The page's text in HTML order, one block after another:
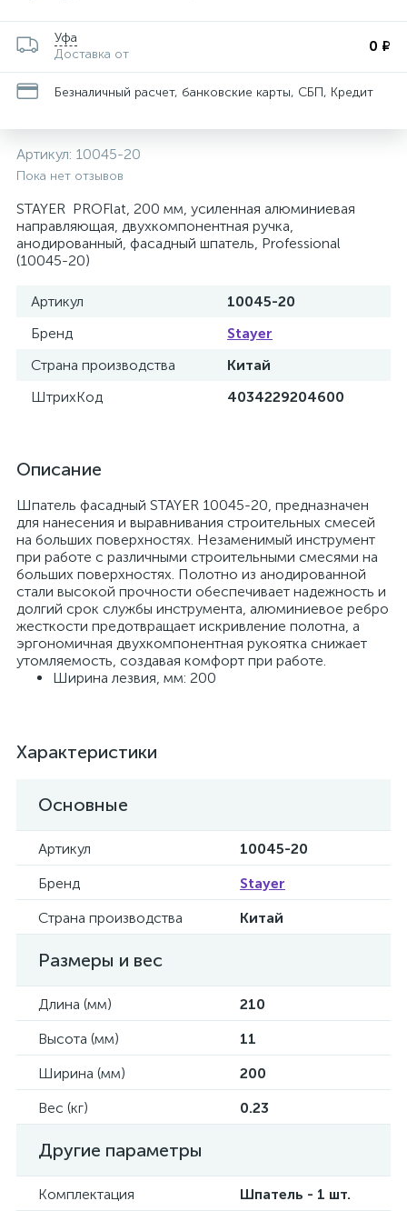
Уфа
Доставка от
0 ₽
Безналичный расчет, банковские карты, СБП, Кредит
Артикул: 10045-20
Пока нет отзывов
STAYER PROFlat, 200 мм, усиленная алюминиевая
направляющая, двухкомпонентная ручка,
анодированный, фасадный шпатель, Professional
(10045-20)
Артикул
10045-20
Бренд
Stayer
Страна производства
Китай
ШтрихКод
4034229204600
Описание
Шпатель фасадный STAYER 10045-20, предназначен
для нанесения и выравнивания строительных смесей
на больших поверхностях. Незаменимый инструмент
при работе с различными строительными смесями на
больших поверхностях. Полотно из анодированной
стали высокой прочности обеспечивает надежность и
долгий срок службы инструмента, алюминиевое ребро
жесткости предотвращает искривление полотна, а
эргономичная двухкомпонентная рукоятка снижает
утомляемость, создавая комфорт при работе.
Ширина лезвия, мм: 200
Характеристики
Основные
Артикул
10045-20
Бренд
Stayer
Страна производства
Китай
Размеры и вес
Длина (мм)
210
Высота (мм)
11
Ширина (мм)
200
Вес (кг)
0.23
Другие параметры
Комплектация Шпатель - 1 шт.